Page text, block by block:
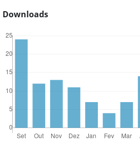
Downloads